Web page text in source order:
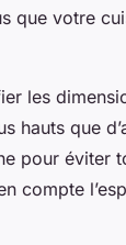
votre
les
hauts que
pour éviter
compte